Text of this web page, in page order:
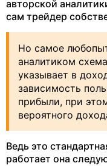
авторской
сам трейдер
Но самое
аналитиком
указывает в
зависимость
прибыли, при
вероятного
Ведь это
работает она